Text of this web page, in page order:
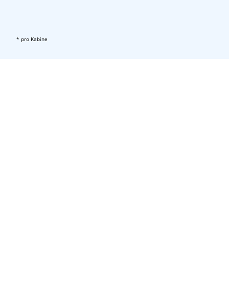
* pro Kabine